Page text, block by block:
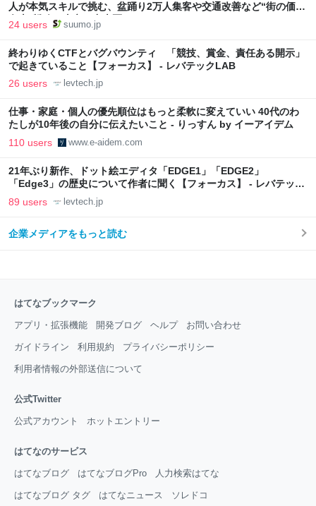
人が本気スキルで挑む、盆踊り2万人集客や交通改善など“街の価値
向上”戦略 東京・中央区
24 users suumo.jp
終わりゆくCTFとバグバウンティ 「競技、賞金、責任ある開示」
で起きていること【フォーカス】 - レバテックLAB
26 users levtech.jp
仕事・家庭・個人の優先順位はもっと柔軟に変えていい 40代のわ
たしが10年後の自分に伝えたいこと - りっすん by イーアイデム
110 users www.e-aidem.com
21年ぶり新作、ドット絵エディタ「EDGE1」「EDGE2」
「Edge3」の歴史について作者に聞く【フォーカス】 - レバテック
LAB
89 users levtech.jp
企業メディアをもっと読む
はてなブックマーク
アプリ・拡張機能 開発ブログ ヘルプ お問い合わせ
ガイドライン 利用規約 プライバシーポリシー
利用者情報の外部送信について
公式Twitter
公式アカウント ホットエントリー
はてなのサービス
はてなブログ はてなブログPro 人力検索はてな
はてなブログ タグ はてなニュース ソレドコ